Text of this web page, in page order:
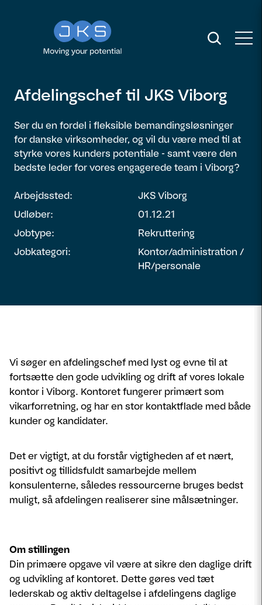
Afdelingschef til JKS Viborg
Ser du en fordel i fleksible bemandingsløsninger
for danske virksomheder, og vil du være med til at
styrke vores kunders potentiale - samt være den
bedste leder for vores engagerede team i Viborg?
Arbejdssted:
JKS Viborg
Udløber:
01.12.21
Jobtype:
Rekruttering
Jobkategori:
Kontor/administration /
HR/personale
Vi søger en afdelingschef med lyst og evne til at
fortsætte den gode udvikling og drift af vores lokale
kontor i Viborg. Kontoret fungerer primært som
vikarforretning, og har en stor kontaktflade med både
kunder og kandidater.
Det er vigtigt, at du forstår vigtigheden af et nært,
positivt og tillidsfuldt samarbejde mellem
konsulenterne, således ressourcerne bruges bedst
muligt, så afdelingen realiserer sine målsætninger.
Om stillingen
Din primære opgave vil være at sikre den daglige drift
og udvikling af kontoret. Dette gøres ved tæt
lederskab og aktiv deltagelse i afdelingens daglige